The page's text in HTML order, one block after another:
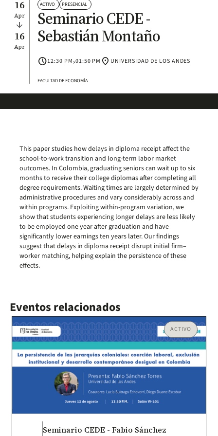
16
Apr
arrow_downward
16
Apr
ACTIVO PRESENCIAL
Seminario CEDE -
Sebastián Montaño
schedule12:30 PM›01:50 PM location_on UNIVERSIDAD DE LOS ANDES
FACULTAD DE ECONOMÍA
This paper studies how delays in diploma receipt affect the
school-to-work transition and long-term labor market
outcomes. In Colombia, graduating seniors can wait up to six
months to receive their college diplomas after completing all
degree requirements. Waiting times are largely determined by
administrative procedures and vary considerably across and
within programs. Exploiting within-program variation, we
show that students experiencing longer delays are less likely
to be employed one year after graduation and have
significantly lower earnings ten years later. Our findings
suggest that delays in diploma receipt disrupt initial firm–
worker matching, helping explain the persistence of these
effects.
Eventos relacionados
ACTIVO
Seminario CEDE - Fabio Sánchez